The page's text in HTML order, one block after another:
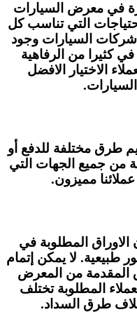
في معرض السيارات
التي تناسب كل
شركات السيارات وجود
كثيرا من الرفاهية
الاختيار الافضل
طرق مختلفة للدفع أو
من جميع الجهات التي
مميزون.
الاوراق المطلوبة في
طبيعية. لا يمكن إتمام
المقدمة من المعرض
المطلوبة تختلف
طرق السداد.